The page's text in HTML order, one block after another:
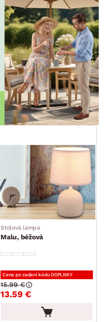
Stolová lampa
Malu, béžová
Cena po zadaní kódu DOPLNKY
13.59 €
15.99 €